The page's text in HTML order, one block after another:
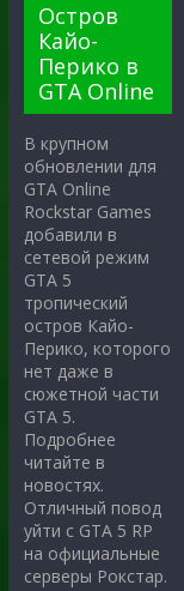
Остров
Кайо-
Перико в
GTA Online
В крупном
обновлении для
GTA Online
Rockstar Games
добавили в
сетевой режим
GTA 5
тропический
остров Кайо-
Перико, которого
нет даже в
сюжетной части
GTA 5.
Подробнее
читайте в
новостях.
Отличный повод
уйти с GTA 5 RP
на официальные
серверы Рокстар.